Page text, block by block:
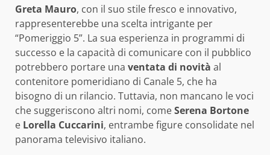
Greta Mauro, con il suo stile fresco e innovativo,
rappresenterebbe una scelta intrigante per
“Pomeriggio 5”. La sua esperienza in programmi di
successo e la capacità di comunicare con il pubblico
potrebbero portare una ventata di novità al
contenitore pomeridiano di Canale 5, che ha
bisogno di un rilancio. Tuttavia, non mancano le voci
che suggeriscono altri nomi, comeSerena Bortone
e Lorella Cuccarini, entrambe figure consolidate nel
panorama televisivo italiano.